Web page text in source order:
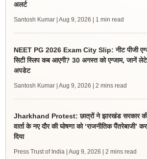
अलर्ट
Santosh Kumar | Aug 9, 2026 | 1 min read
NEET PG 2026 Exam City Slip: नीट पीजी
सिटी स्लिप कब आएगी? 30 अगस्त को एग्जाम, जानें
अपडेट
Santosh Kumar | Aug 9, 2026 | 2 mins read
Jharkhand Protest: छात्रों ने झारखंड सरकार
वार्ता के नए दौर की घोषणा को ‘राजनीतिक पैंतरेबाजी’
दिया
Press Trust of India | Aug 9, 2026 | 2 mins read